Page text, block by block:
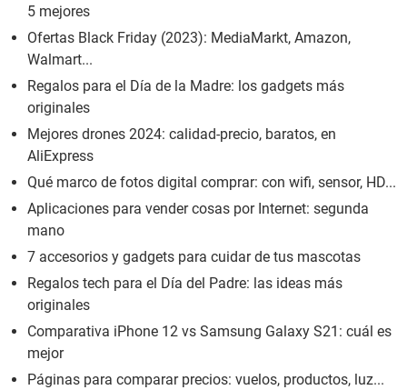
5 mejores
Ofertas Black Friday (2023): MediaMarkt, Amazon,
Walmart...
Regalos para el Día de la Madre: los gadgets más
originales
Mejores drones 2024: calidad-precio, baratos, en
AliExpress
Qué marco de fotos digital comprar: con wifi, sensor, HD...
Aplicaciones para vender cosas por Internet: segunda
mano
7 accesorios y gadgets para cuidar de tus mascotas
Regalos tech para el Día del Padre: las ideas más
originales
Comparativa iPhone 12 vs Samsung Galaxy S21: cuál es
mejor
Páginas para comparar precios: vuelos, productos, luz...